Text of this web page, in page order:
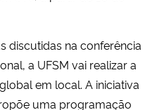
discutidas na conferência
a UFSM vai realizar a
em local. A iniciativa
uma programação